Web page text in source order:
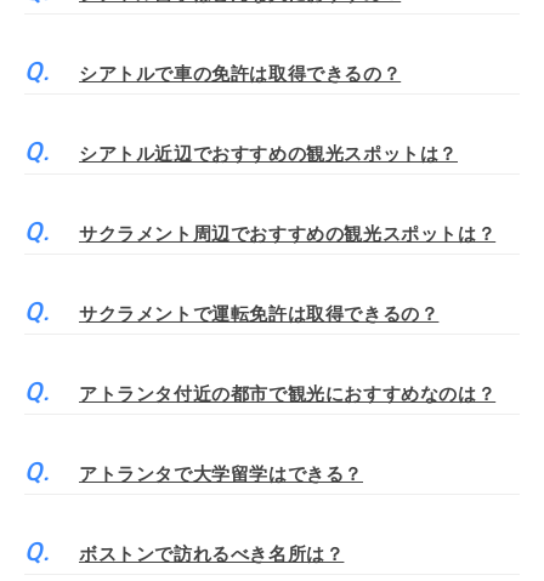
シアトルで車の免許は取得できるの？
シアトル近辺でおすすめの観光スポットは？
サクラメント周辺でおすすめの観光スポットは？
サクラメントで運転免許は取得できるの？
アトランタ付近の都市で観光におすすめなのは？
アトランタで大学留学はできる？
ボストンで訪れるべき名所は？